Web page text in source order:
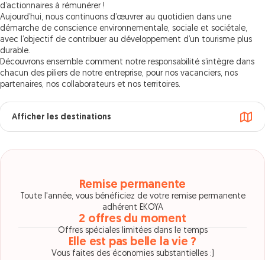
d’actionnaires à rémunérer !
Aujourd’hui, nous continuons d’œuvrer au quotidien dans une
démarche de conscience environnementale, sociale et sociétale,
avec l’objectif de contribuer au développement d’un tourisme plus
durable.
Découvrons ensemble comment notre responsabilité s’intègre dans
chacun des piliers de notre entreprise, pour nos vacanciers, nos
partenaires, nos collaborateurs et nos territoires.
Afficher les destinations
Remise permanente
Toute l'année, vous bénéficiez de votre remise permanente
adhérent EKOYA
2 offres du moment
Offres spéciales limitées dans le temps
Elle est pas belle la vie ?
Vous faites des économies substantielles :)